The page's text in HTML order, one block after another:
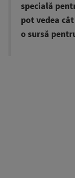
specială
pot vedea
o sursă